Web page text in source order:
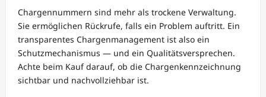
Chargennummern sind mehr als trockene Verwaltung.
Sie ermöglichen Rückrufe, falls ein Problem auftritt. Ein
transparentes Chargenmanagement ist also ein
Schutzmechanismus — und ein Qualitätsversprechen.
Achte beim Kauf darauf, ob die Chargenkennzeichnung
sichtbar und nachvollziehbar ist.